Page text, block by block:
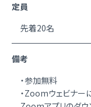
定員
先着20名
備考
・参加無料
・Zoomウェビナー